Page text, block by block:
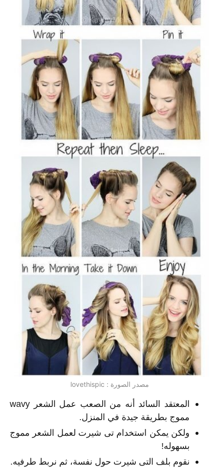
مصدر الصورة : lovethispic
المعتقد السائد أنه من الصعب عمل الشعر wavy
مموج بطريقة جيدة في المنزل.
ولكن يمكن استخدام تى شيرت لعمل الشعر مموج
بسهوله!
نقوم بلف التى شيرت حول نفسة، ثم نربط طرفيه.